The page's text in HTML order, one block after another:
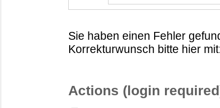
Sie haben einen Fehler
Korrekturwunsch bitte hier
Actions (login